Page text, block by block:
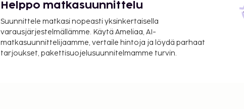
Helppo matkasuunnittelu
Suunnittele matkasi nopeasti yksinkertaisella
varausjärjestelmällämme. Käytä Ameliaa, AI-
matkasuunnittelijaamme, vertaile hintoja ja löydä parhaat
tarjoukset, pakettisuojelusuunnitelmamme turvin.